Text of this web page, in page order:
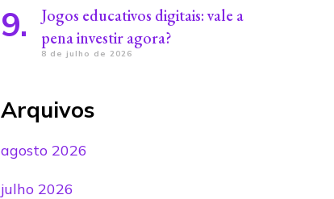
Jogos educativos digitais: vale a
pena investir agora?
8 de julho de 2026
Arquivos
agosto 2026
julho 2026